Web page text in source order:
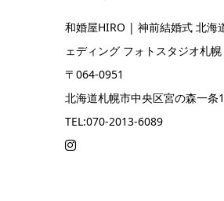
和婚屋HIRO | 神前結婚式 北海
ェディング フォトスタジオ札幌
〒064-0951
北海道札幌市中央区宮の森一条
TEL:070-2013-6089